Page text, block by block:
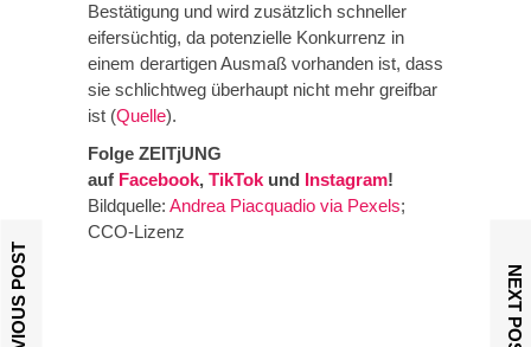
Bestätigung und wird zusätzlich schneller
eifersüchtig, da potenzielle Konkurrenz in
einem derartigen Ausmaß vorhanden ist, dass
sie schlichtweg überhaupt nicht mehr greifbar
ist (Quelle).
Folge ZEITjUNG
auf Facebook, TikTok und Instagram!
Bildquelle: Andrea Piacquadio via Pexels;
CCO-Lizenz
PREVIOUS POST NEXT POST